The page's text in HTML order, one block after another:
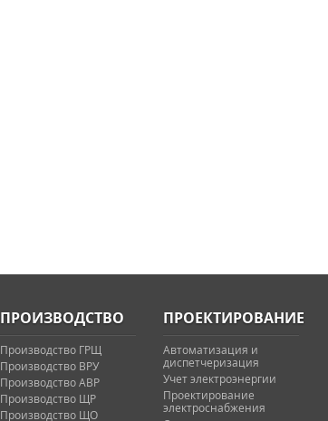
ПРОИЗВОДСТВО
Производство ГРЩ
Производство ВРУ
Производство АВР
Производство ЩР
Производство ЩО
ПРОЕКТИРОВАНИЕ
Автоматизация и
диспетчеризация
Учет электроэнергии
Проектирование
электроснабжения